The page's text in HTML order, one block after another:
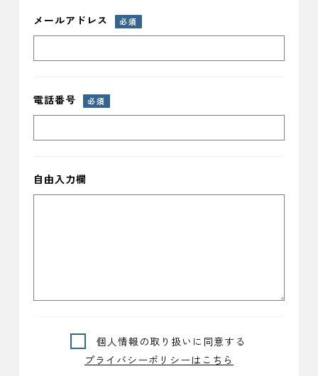
メールアドレス 必須
電話番号 必須
自由入力欄
個人情報の取り扱いに同意する
プライバシーポリシーはこちら